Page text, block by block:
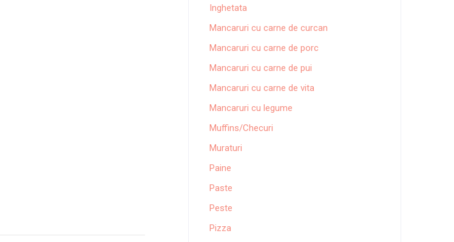
Inghetata
Mancaruri cu carne de curcan
Mancaruri cu carne de porc
Mancaruri cu carne de pui
Mancaruri cu carne de vita
Mancaruri cu legume
Muffins/Checuri
Muraturi
Paine
Paste
Peste
Pizza